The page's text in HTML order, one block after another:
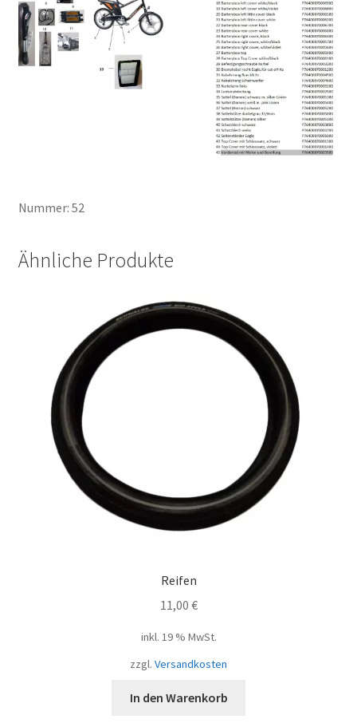
Nummer: 52
Ähnliche Produkte
Reifen
11,00 €
inkl. 19 % MwSt.
zzgl. Versandkosten
In den Warenkorb